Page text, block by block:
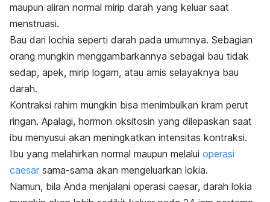
maupun aliran normal mirip darah yang keluar saat
menstruasi.
Bau dari lochia seperti darah pada umumnya. Sebagian
orang mungkin menggambarkannya sebagai bau tidak
sedap, apek, mirip logam, atau amis selayaknya bau
darah.
Kontraksi rahim mungkin bisa menimbulkan kram perut
ringan. Apalagi, hormon oksitosin yang dilepaskan saat
ibu menyusui akan meningkatkan intensitas kontraksi.
Ibu yang melahirkan normal maupun melalui operasi
caesar sama-sama akan mengeluarkan lokia.
Namun, bila Anda menjalani operasi caesar, darah lokia